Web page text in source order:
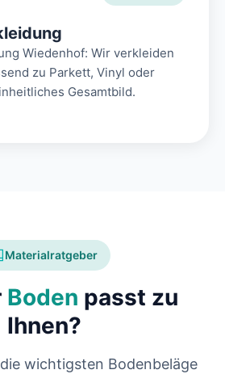
Wiedenhof: Wir verkleiden
zu Parkett, Vinyl oder
Gesamtbild.
Materialratgeber
Boden passt zu
Ihnen?
wichtigsten Bodenbeläge